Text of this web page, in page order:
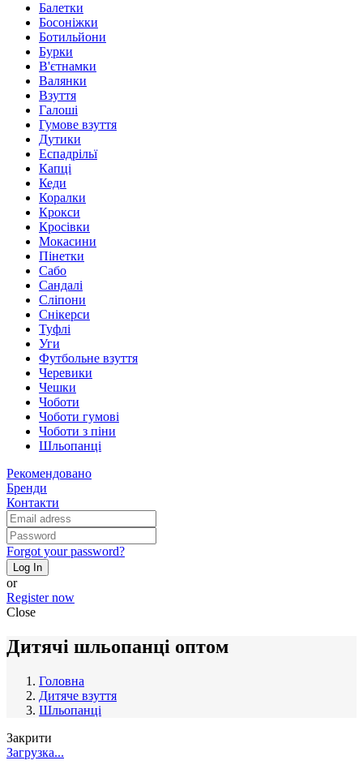
Балетки
Босоніжки
Ботильйони
Бурки
В'єтнамки
Валянки
Взуття
Галоші
Гумове взуття
Дутики
Еспадрільї
Капці
Кеди
Коралки
Крокси
Кросівки
Мокасини
Пінетки
Сабо
Сандалі
Сліпони
Снікерси
Туфлі
Уги
Футбольне взуття
Черевики
Чешки
Чоботи
Чоботи гумові
Чоботи з піни
Шльопанці
Рекомендовано
Бренди
Контакти
Forgot your password?
Log In
or
Register now
Close
Дитячі шльопанці оптом
Головна
Дитяче взуття
Шльопанці
Закрити
Загрузка...